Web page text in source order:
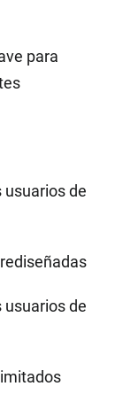
para
usuarios de
usuarios de